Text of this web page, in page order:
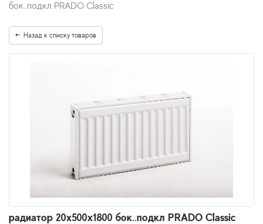
бок..подкл PRADO Classic
Назад к списку товаров
радиатор 20x500х1800 бок..подкл PRADO Classic